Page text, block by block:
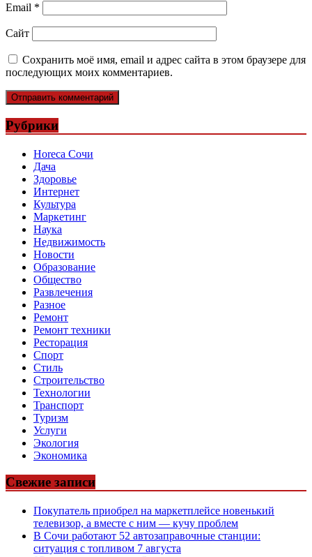
Email *
Сайт
Сохранить моё имя, email и адрес сайта в этом браузере для
последующих моих комментариев.
Рубрики
Horeca Сочи
Дача
Здоровье
Интернет
Культура
Маркетинг
Наука
Недвижимость
Новости
Образование
Общество
Развлечения
Разное
Ремонт
Ремонт техники
Ресторация
Спорт
Стиль
Строительство
Технологии
Транспорт
Туризм
Услуги
Экология
Экономика
Свежие записи
Покупатель приобрел на маркетплейсе новенький
телевизор, а вместе с ним — кучу проблем
В Сочи работают 52 автозаправочные станции:
ситуация с топливом 7 августа